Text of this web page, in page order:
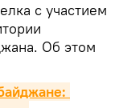
с участием
Об этом